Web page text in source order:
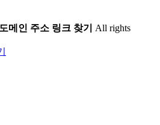
메인 주소 링크 찾기 All rights